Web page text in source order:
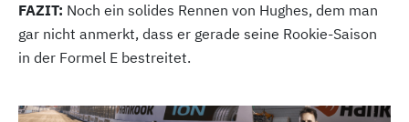
FAZIT: Noch ein solides Rennen von Hughes, dem man
gar nicht anmerkt, dass er gerade seine Rookie-Saison
in der Formel E bestreitet.